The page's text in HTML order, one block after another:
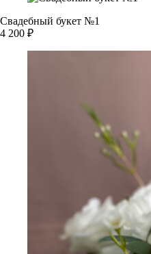
Свадебный букет №1
4 200 ₽